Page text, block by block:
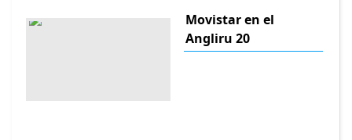
Movistar en el
Angliru 20